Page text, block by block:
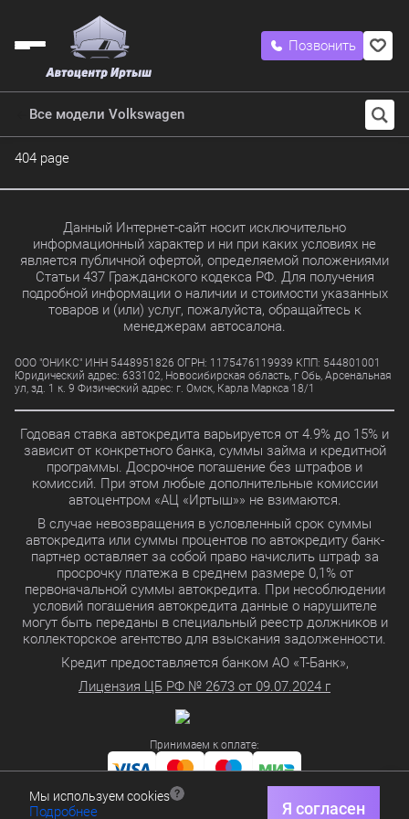
Позвонить
Все модели Volkswagen
404 page
Данный Интернет-сайт носит исключительно
информационный характер и ни при каких условиях не
является публичной офертой, определяемой положениями
Статьи 437 Гражданского кодекса РФ. Для получения
подробной информации о наличии и стоимости указанных
товаров и (или) услуг, пожалуйста, обращайтесь к
менеджерам автосалона.
ООО "ОНИКС" ИНН 5448951826 ОГРН: 1175476119939 КПП: 544801001
Юридический адрес: 633102, Новосибирская область, г Обь, Арсенальная
ул, зд. 1 к. 9 Физический адрес: г. Омск, Карла Маркса 18/1
Годовая ставка автокредита варьируется от 4.9% до 15% и
зависит от конкретного банка, суммы займа и кредитной
программы. Досрочное погашение без штрафов и
комиссий. При этом любые дополнительные комиссии
автоцентром «АЦ «Иртыш»» не взимаются.
В случае невозвращения в условленный срок суммы
автокредита или суммы процентов по автокредиту банк-
партнер оставляет за собой право начислить штраф за
просрочку платежа в среднем размере 0,1% от
первоначальной суммы автокредита. При несоблюдении
условий погашения автокредита данные о нарушителе
могут быть переданы в специальный реестр должников и
коллекторское агентство для взыскания задолженности.
Кредит предоставляется банком АО «Т-Банк»,
Лицензия ЦБ РФ № 2673 от 09.07.2024 г
Принимаем к оплате:
Политика в отношении обработки персональных данных
Мы используем cookies
Подробнее Я согласен